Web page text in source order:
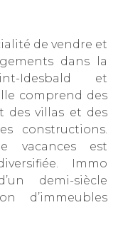
de vendre et
dans la
Idesbald et
comprend des
des villas et des
constructions.
vacances est
Immo
demi-siècle
d’immeubles